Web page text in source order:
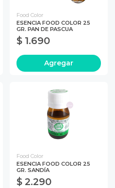
Food Color
ESENCIA FOOD COLOR 25
GR. PAN DE PASCUA
$ 1.690
Agregar
Food Color
ESENCIA FOOD COLOR 25
GR. SANDÍA
$ 2.290